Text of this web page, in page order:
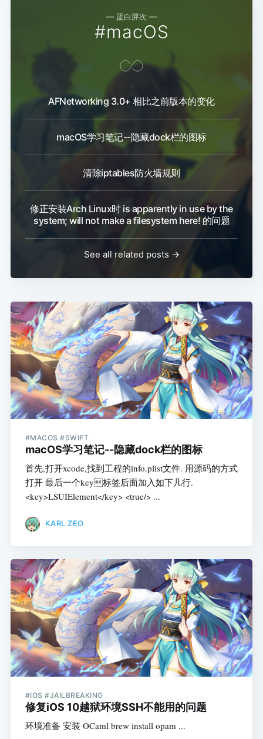
— 蓝白胖次 —
#macOS
AFNetworking 3.0+ 相比之前版本的变化
macOS学习笔记--隐藏dock栏的图标
清除iptables防火墙规则
修正安装Arch Linux时 is apparently in use by the
system; will not make a filesystem here! 的问题
See all related posts →
#MACOS #SWIFT
macOS学习笔记--隐藏dock栏的图标
首先,打开xcode,找到工程的info.plist文件. 用源码的方式
打开 最后一个key标签后面加入如下几行.
<key>LSUIElement</key> <true/> ...
KARL ZEO
#IOS #JAILBREAKING
修复iOS 10越狱环境SSH不能用的问题
环境准备 安装 OCaml brew install opam ...